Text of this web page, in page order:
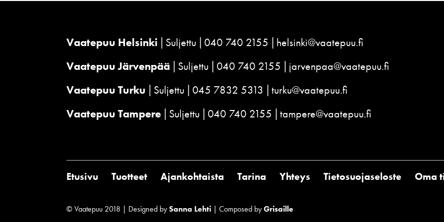
Vaatepuu Helsinki Suljettu 040 740 2155
helsinki@vaatepuu.fi
Vaatepuu Järvenpää
Suljettu 040 740 2155
jarvenpaa@vaatepuu.fi
Vaatepuu Turku
Suljettu 045 7832 5313
turku@vaatepuu.fi
Vaatepuu Tampere Suljettu 040 740 2155 tampere@vaatepuu.fi
Etusivu Tuotteet Ajankohtaista Tarina Yhteys Tietosuojaseloste Oma
© Vaatepuu 2018 | Designed bySanna Lehti | Composed byGrisaille